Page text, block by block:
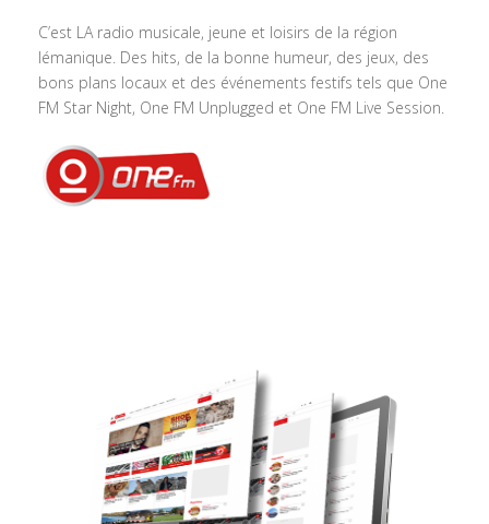
C’est LA radio musicale, jeune et loisirs de la région
lémanique. Des hits, de la bonne humeur, des jeux, des
bons plans locaux et des événements festifs tels que One
FM Star Night, One FM Unplugged et One FM Live Session.